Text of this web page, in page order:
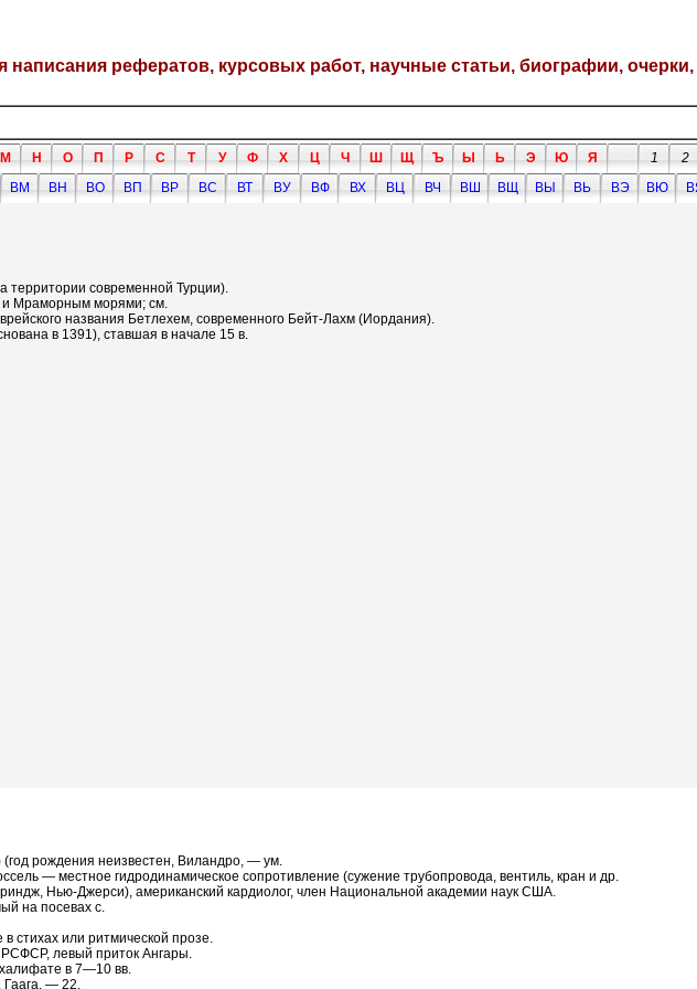
написания рефератов, курсовых работ, научные статьи, биографии,
М Н О П Р С Т У Ф Х Ц Ч Ш Щ Ъ Ы Ь Э Ю Я 1 2
ВМ ВН ВО ВП ВР ВС ВТ ВУ ВФ ВХ ВЦ ВЧ ВШ ВЩ ВЫ ВЬ ВЭ ВЮ
территории современной Турции).
и Мраморным морями; см.
названия Бетлехем, современного Бейт-Лахм (Иордания).
в 1391), ставшая в начале 15 в.
рождения неизвестен, Виландро, — ум.
— местное гидродинамическое сопротивление (сужение трубопровода, вентиль, кран и др.
Нью-Джерси), американский кардиолог, член Национальной академии наук США.
на посевах с.
стихах или ритмической прозе.
РСФСР, левый приток Ангары.
в 7—10 вв.
— 22.